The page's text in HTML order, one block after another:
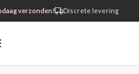
verzonden! Discrete levering